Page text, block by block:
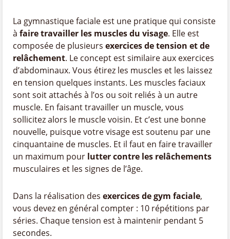
La gymnastique faciale est une pratique qui consiste
à faire travailler les muscles du visage. Elle est
composée de plusieurs exercices de tension et de
relâchement. Le concept est similaire aux exercices
d’abdominaux. Vous étirez les muscles et les laissez
en tension quelques instants. Les muscles faciaux
sont soit attachés à l’os ou soit reliés à un autre
muscle. En faisant travailler un muscle, vous
sollicitez alors le muscle voisin. Et c’est une bonne
nouvelle, puisque votre visage est soutenu par une
cinquantaine de muscles. Et il faut en faire travailler
un maximum pour lutter contre les relâchements
musculaires et les signes de l’âge.
Dans la réalisation des exercices de gym faciale,
vous devez en général compter : 10 répétitions par
séries. Chaque tension est à maintenir pendant 5
secondes.